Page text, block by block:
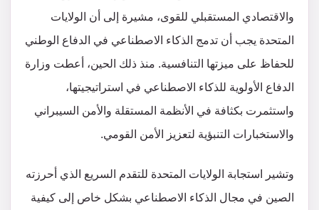
والاقتصادي المستقبلي للقوى، مشيرة إلى أن الولايات
المتحدة يجب أن تدمج الذكاء الاصطناعي في الدفاع الوطني
للحفاظ على ميزتها التنافسية. منذ ذلك الحين، أعطت وزارة
الدفاع الأولوية للذكاء الاصطناعي في استراتيجيتها،
واستثمرت بكثافة في الأنظمة المستقلة والأمن السيبراني
والاستخبارات التنبؤية لتعزيز الأمن القومي.
وتشير استجابة الولايات المتحدة للتقدم السريع الذي أحرزته
الصين في مجال الذكاء الاصطناعي بشكل خاص إلى كيفية